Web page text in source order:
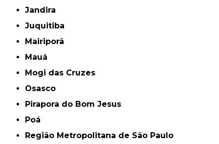
Jandira
Juquitiba
Mairiporã
Mauá
Mogi das Cruzes
Osasco
Pirapora do Bom Jesus
Poá
Região Metropolitana de São Paulo